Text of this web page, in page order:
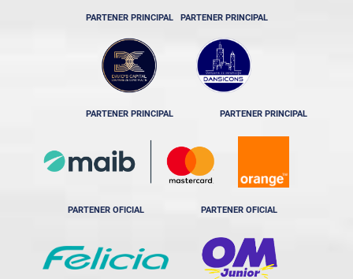
PARTENER PRINCIPAL PARTENER PRINCIPAL
PARTENER PRINCIPAL PARTENER PRINCIPAL
PARTENER OFICIAL PARTENER OFICIAL